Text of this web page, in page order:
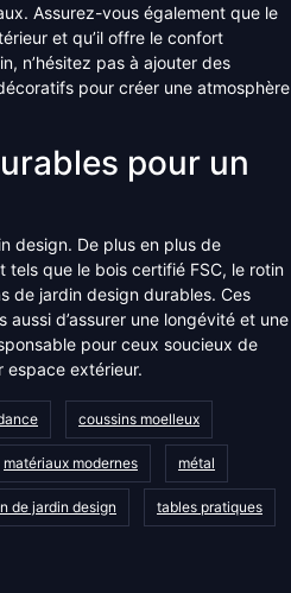
Assurez-vous également que le
et qu’il offre le confort
n’hésitez pas à ajouter des
pour créer une atmosphère
pour un
design. De plus en plus de
tels que le bois certifié FSC, le rotin
de jardin design durables. Ces
d’assurer une longévité et une
pour ceux soucieux de
espace extérieur.
coussins moelleux
matériaux modernes métal
de jardin design tables pratiques